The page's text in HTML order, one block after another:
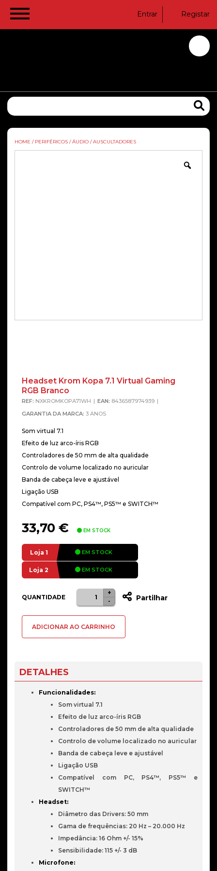
Entrar Registar
HOME / PERIFÉRICOS / ÁUDIO / AUSCULTADORES
Headset Krom Kopa 7.1 Virtual Gaming
RGB Branco
REF: NXKROMKOPA71WH EAN: 8436587974939
GARANTIA DA MARCA: 3 ANOS
Som virtual 7.1
Efeito de luz arco-íris RGB
Controladores de 50 mm de alta qualidade
Controlo de volume localizado no auricular
Banda de cabeça leve e ajustável
Ligação USB
Compatível com PC, PS4™, PS5™ e SWITCH™
33,70 € EM STOCK
Loja 1 EM STOCK
Loja 2 EM STOCK
QUANTIDADE
Quantidade
de
Krom
Gaming
RGB
Branco
-
+
Partilhar
ADICIONAR AO CARRINHO
DETALHES
Funcionalidades:
Som virtual 7.1
Efeito de luz arco-íris RGB
Controladores de 50 mm de alta qualidade
Controlo de volume localizado no auricular
Banda de cabeça leve e ajustável
Ligação USB
Compatível com PC, PS4™, PS5™ e
SWITCH™
Headset:
Diâmetro das Drivers: 50 mm
Gama de frequências: 20 Hz – 20.000 Hz
Impedância: 16 Ohm +/- 15%
Sensibilidade: 115 +/- 3 dB
Microfone: